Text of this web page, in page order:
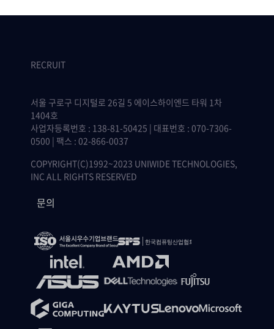
RECRUIT
서울 구로구 디지털로 26길 5 에이스하이엔드 타워 1차
1404호
사업자등록번호 : 138-81-50425 | 대표번호 : 070-7306-
0500 | 팩스 : 02-866-0037
COPYRIGHT(C)1992~2023 UNIWIDE TECHNOLOGIES,
INC ALL RIGHTS RESERVED
문의